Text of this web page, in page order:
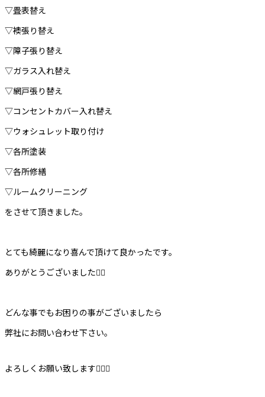
▽畳表替え
▽襖張り替え
▽障子張り替え
▽ガラス入れ替え
▽網戸張り替え
▽コンセントカバー入れ替え
▽ウォシュレット取り付け
▽各所塗装
▽各所修繕
▽ルームクリーニング
をさせて頂きました。
とても綺麗になり喜んで頂けて良かったです。
ありがとうございました🙇‍♀️
どんな事でもお困りの事がございましたら
弊社にお問い合わせ下さい。
よろしくお願い致します🙇‍♀️✨